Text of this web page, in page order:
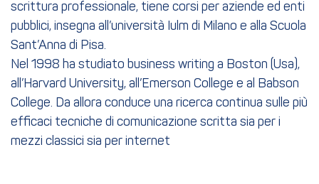
scrittura professionale, tiene corsi per aziende ed enti
pubblici, insegna all’università Iulm di Milano e alla Scuola
Sant’Anna di Pisa.
Nel 1998 ha studiato business writing a Boston (Usa),
all’Harvard University, all’Emerson College e al Babson
College. Da allora conduce una ricerca continua sulle più
efficaci tecniche di comunicazione scritta sia per i
mezzi classici sia per internet